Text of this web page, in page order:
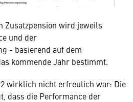
Zusatzpension wird jeweils
und der
- basierend auf dem
kommende Jahr bestimmt.
wirklich nicht erfreulich war: Die
dass die Performance der